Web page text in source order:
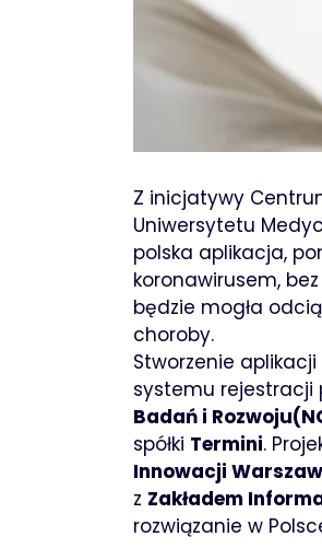
Z inicjatywy
Uniwersytetu
polska aplikacja,
koronawirusem,
będzie mogła
choroby.
Stworzenie aplikacji
systemu rejestracji
Badań i
spółki Termini.
Innowacji
z Zakładem
rozwiązanie w